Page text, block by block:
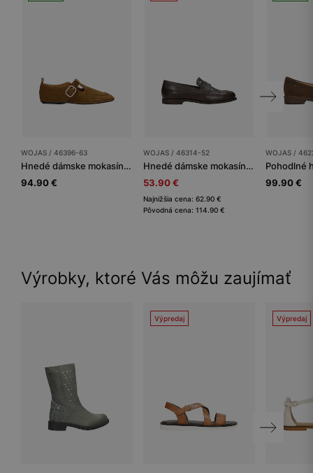
WOJAS / 46396-63
Hnedé dámske mokasíny z velúru
94.90 €
WOJAS / 46314-52
Hnedé dámske mokasíny z pravej kože
53.90 €
Najnižšia cena: 62.90 €
Pôvodná cena: 114.90 €
WOJAS /
99.90 €
Výrobky, ktoré Vás môžu zaujímať
Výpredaj Výpredaj